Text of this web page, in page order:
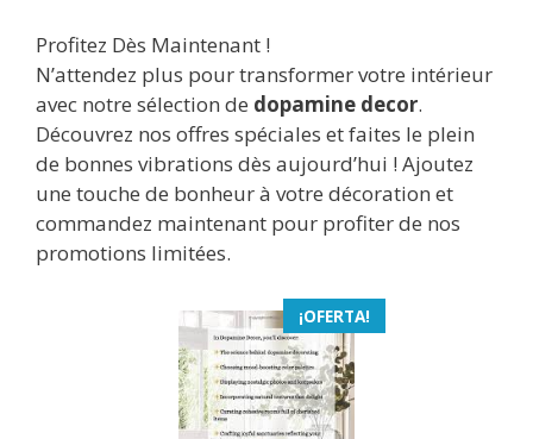
Profitez Dès Maintenant !
N’attendez plus pour transformer votre intérieur
avec notre sélection de dopamine decor.
Découvrez nos offres spéciales et faites le plein
de bonnes vibrations dès aujourd’hui ! Ajoutez
une touche de bonheur à votre décoration et
commandez maintenant pour profiter de nos
promotions limitées.
¡OFERTA!